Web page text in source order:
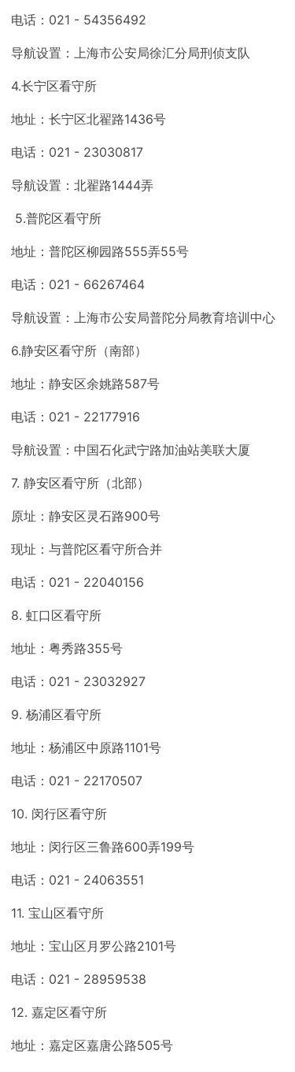
电话：021 - 54356492
导航设置：上海市公安局徐汇分局刑侦支队
4.长宁区看守所
地址：长宁区北翟路1436号
电话：021 - 23030817
导航设置：北翟路1444弄
5.普陀区看守所
地址：普陀区柳园路555弄55号
电话：021 - 66267464
导航设置：上海市公安局普陀分局教育培训中心
6.静安区看守所（南部）
地址：静安区余姚路587号
电话：021 - 22177916
导航设置：中国石化武宁路加油站美联大厦
7. 静安区看守所（北部）
原址：静安区灵石路900号
现址：与普陀区看守所合并
电话：021 - 22040156
8. 虹口区看守所
地址：粤秀路355号
电话：021 - 23032927
9. 杨浦区看守所
地址：杨浦区中原路1101号
电话：021 - 22170507
10. 闵行区看守所
地址：闵行区三鲁路600弄199号
电话：021 - 24063551
11. 宝山区看守所
地址：宝山区月罗公路2101号
电话：021 - 28959538
12. 嘉定区看守所
地址：嘉定区嘉唐公路505号